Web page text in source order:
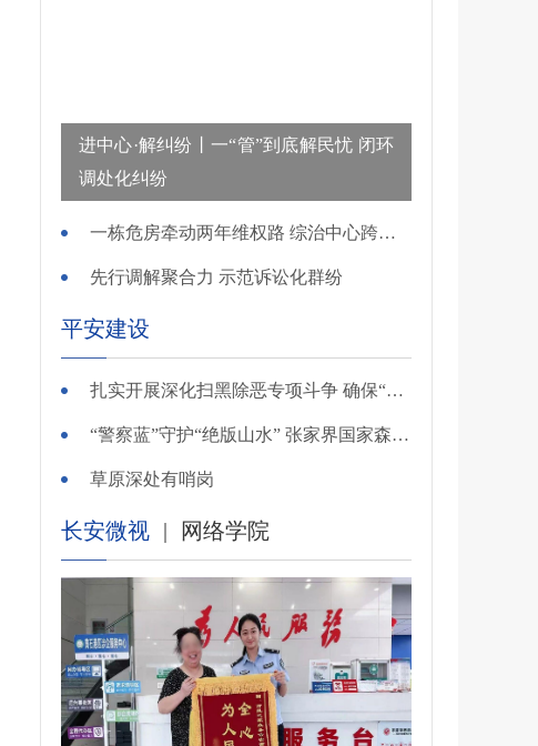
进中心·解纠纷丨一“管”到底解民忧 闭环
调处化纠纷
一栋危房牵动两年维权路 综治中心跨省寻鉴解民忧
先行调解聚合力 示范诉讼化群纷
平安建设
扎实开展深化扫黑除恶专项斗争 确保“全年全域平平安安、平平稳稳”——广东召开全省扫黑除恶专项斗争视频
“警察蓝”守护“绝版山水” 张家界国家森林公园景区派出所深化“生态警务”建设
草原深处有哨岗
长安微视 | 网络学院